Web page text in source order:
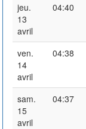
jeu.
13
avril
04:40
ven.
14
avril
04:38
sam.
15
avril
04:37